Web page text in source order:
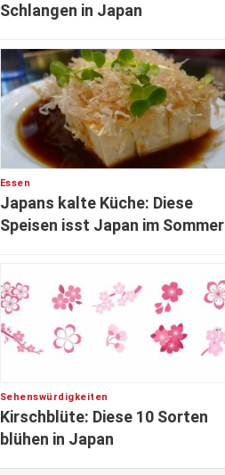
Schlangen in Japan
Essen
Japans kalte Küche: Diese
Speisen isst Japan im Sommer
Sehenswürdigkeiten
Kirschblüte: Diese 10 Sorten
blühen in Japan